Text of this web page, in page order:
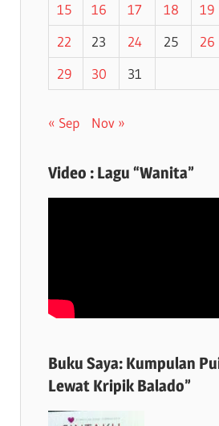
15
16 17 18 19
22
23 24 25 26
29
30 31
« Sep Nov »
Video : Lagu “Wanita”
Buku Saya: Kumpulan
Lewat Kripik Balado”